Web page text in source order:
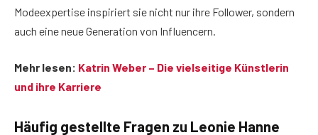
Modeexpertise inspiriert sie nicht nur ihre Follower, sondern
auch eine neue Generation von Influencern.
Mehr lesen: Katrin Weber – Die vielseitige Künstlerin
und ihre Karriere
Häufig gestellte Fragen zu Leonie Hanne